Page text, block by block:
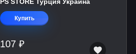
Купить
107 ₽